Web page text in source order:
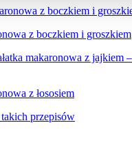
z boczkiem i groszkiem
z łososiem
przepisów